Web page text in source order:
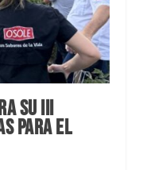
su III
para el